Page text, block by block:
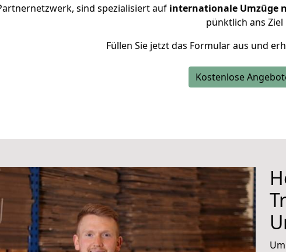
sind spezialisiert auf internationale Umzüge
pünktlich ans
Füllen Sie jetzt das Formular aus und
Kostenlose